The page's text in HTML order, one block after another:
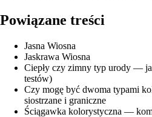
Powiązane treści
Jasna Wiosna
Jaskrawa Wiosna
Ciepły czy zimny typ urody —
testów)
Czy mogę być dwoma typami
siostrzane i graniczne
Ściągawka kolorystyczna —